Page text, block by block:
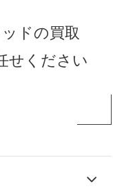
ドの買取
せください